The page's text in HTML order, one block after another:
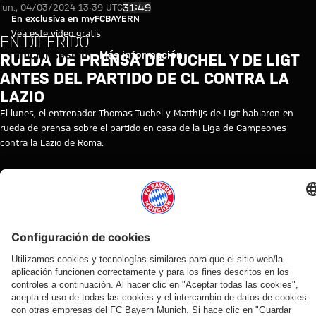
Vídeo-en diferido: Rueda de
Reproducir vídeo
En exclusiva en myFCBAYERN
Vea este vídeo gratis
Iniciar sesión Más información
lun., 04/03/2024 13:39 UTC31:49
EN DIFERIDO
RUEDA DE PRENSA DE TUCHEL Y DE LIGT
ANTES DEL PARTIDO DE CL CONTRA LA
LAZIO
El lunes, el entrenador Thomas Tuchel y Matthijs de Ligt hablaron en
rueda de prensa sobre el partido en casa de la Liga de Campeones
contra la Lazio de Roma.
TEMAS DE ESTE VÍDEO
RUEDA
DE
PRENSA
THOMAS
TUCHEL
LAZIO-
ROMA
VÍDEOS RELACIONADOS
Vídeo
DIFERIDO
Vídeo
VÍDEO
Vídeo
VÍDEO
Vídeo
EN
DIFERIDO
Vídeo
EN DIFERIDO
Vídeo
VÍDEO
Vídeo
VÍDEO
Vídeo
VÍDEO